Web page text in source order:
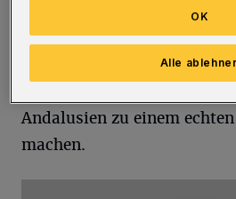
Flug) direkt von Düsseldorf
dann Richtung Algecieras,
Ausgangspunkt für eine
Andalusien zu einem
machen.
Alle
OK